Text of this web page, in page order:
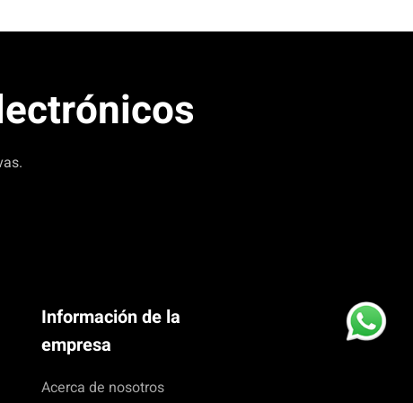
Información de la
empresa
Acerca de nosotros